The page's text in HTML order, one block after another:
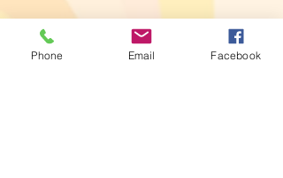
Phone Email Facebook